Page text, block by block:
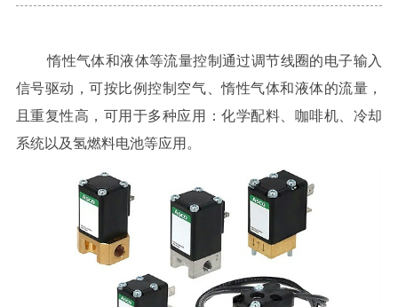
惰性气体和液体等流量控制通过调节线圈的电子输入
信号驱动，可按比例控制空气、惰性气体和液体的流量，
且重复性高，可用于多种应用：化学配料、咖啡机、冷却
系统以及氢燃料电池等应用。